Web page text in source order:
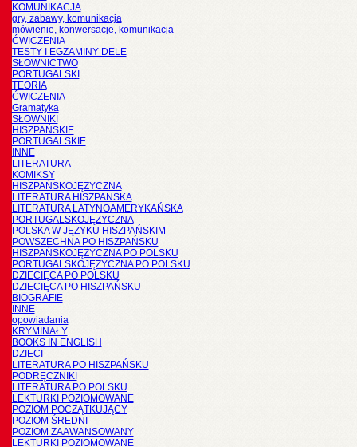
KOMUNIKACJA
gry, zabawy, komunikacja
mówienie, konwersacje, komunikacja
ĆWICZENIA
TESTY I EGZAMINY DELE
SŁOWNICTWO
PORTUGALSKI
TEORIA
ĆWICZENIA
Gramatyka
SŁOWNIKI
HISZPAŃSKIE
PORTUGALSKIE
INNE
LITERATURA
KOMIKSY
HISZPAŃSKOJĘZYCZNA
LITERATURA HISZPANSKA
LITERATURA LATYNOAMERYKAŃSKA
PORTUGALSKOJĘZYCZNA
POLSKA W JĘZYKU HISZPAŃSKIM
POWSZECHNA PO HISZPAŃSKU
HISZPAŃSKOJĘZYCZNA PO POLSKU
PORTUGALSKOJĘZYCZNA PO POLSKU
DZIECIĘCA PO POLSKU
DZIECIĘCA PO HISZPAŃSKU
BIOGRAFIE
INNE
opowiadania
KRYMINAŁY
BOOKS IN ENGLISH
DZIECI
LITERATURA PO HISZPAŃSKU
PODRĘCZNIKI
LITERATURA PO POLSKU
LEKTURKI POZIOMOWANE
POZIOM POCZĄTKUJĄCY
POZIOM ŚREDNI
POZIOM ZAAWANSOWANY
LEKTURKI POZIOMOWANE